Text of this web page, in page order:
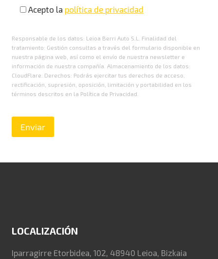
Acepto la política de privacidad
Responsable de los datos: Leioa Berri Auto S.L. Finalidad del
tratamiento: Gestión consultas a través del formulario disponible en
nuestra página web, así como el envío de nuestra newsletter e
información de nuestra compañía. Almacenamiento de los datos:
CloudFlare. Derechos: Podrás ejercitar tus derechos de acceso,
rectificación, supresión, oposición, limitación y portabilidad en los
términos descritos en la Política de Privacidad.
LOCALIZACIÓN
Iparragirre Etorbidea, 102, 48940 Leioa, Bizkaia